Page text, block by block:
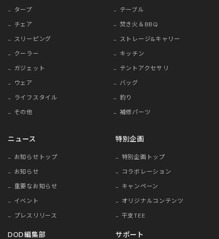
タープ
テーブル
チェア
焚き火＆BBQ
スリーピング
ストレージ&キャリー
クーラー
キッチン
ガジェット
テントアクセサリ
ウェア
バッグ
ライフスタイル
釣り
その他
補修パーツ
ニュース
お知らせトップ
お知らせ
重要なお知らせ
イベント
プレスリリース
特別企画
特別企画トップ
コラボレーション
キャンペーン
オリジナルコンテンツ
干支TEE
DOD編集部 サポート